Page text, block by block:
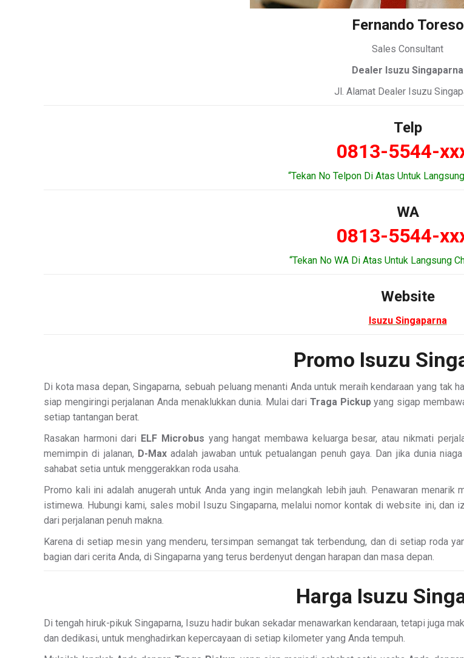
Fernando Toreso
Sales Consultant
Dealer Isuzu Singaparna
Jl. Alamat Dealer Isuzu
Telp
0813-5544-
“Tekan No Telpon Di Atas Untuk
WA
0813-5544-
“Tekan No WA Di Atas Untuk Langsung
Website
Isuzu Singaparna
Promo Isuzu
Di kota masa depan, Singaparna, sebuah peluang menanti Anda untuk meraih kendaraan yang tak
siap mengiringi perjalanan Anda menaklukkan dunia. Mulai dariTraga Pickupyang sigap
setiap tantangan berat.
Rasakan harmoni dari ELF Microbus yang hangat membawa keluarga besar, atau nikmati
memimpin di jalanan, D-Maxadalah jawaban untuk petualangan penuh gaya. Dan jika dunia
sahabat setia untuk menggerakkan roda usaha.
Promo kali ini adalah anugerah untuk Anda yang ingin melangkah lebih jauh. Penawaran
istimewa. Hubungi kami, sales mobil Isuzu Singaparna, melalui nomor kontak di website ini, dan
dari perjalanan penuh makna.
Karena di setiap mesin yang menderu, tersimpan semangat tak terbendung, dan di setiap roda
bagian dari cerita Anda, di Singaparna yang terus berdenyut dengan harapan dan masa depan.
Harga Isuzu
Di tengah hiruk-pikuk Singaparna, Isuzu hadir bukan sekadar menawarkan kendaraan, tetapi juga
dan dedikasi, untuk menghadirkan kepercayaan di setiap kilometer yang Anda tempuh.